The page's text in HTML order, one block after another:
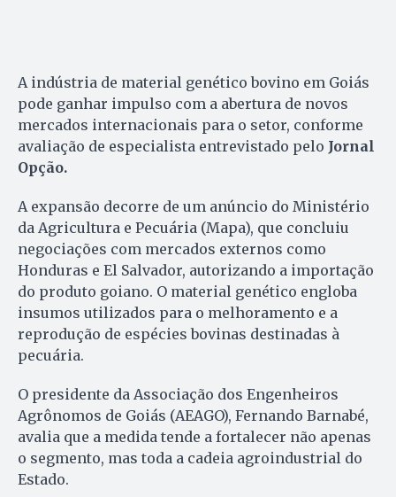
A indústria de material genético bovino em Goiás
pode ganhar impulso com a abertura de novos
mercados internacionais para o setor, conforme
avaliação de especialista entrevistado pelo Jornal
Opção.
A expansão decorre de um anúncio do Ministério
da Agricultura e Pecuária (Mapa), que concluiu
negociações com mercados externos como
Honduras e El Salvador, autorizando a importação
do produto goiano. O material genético engloba
insumos utilizados para o melhoramento e a
reprodução de espécies bovinas destinadas à
pecuária.
O presidente da Associação dos Engenheiros
Agrônomos de Goiás (AEAGO), Fernando Barnabé,
avalia que a medida tende a fortalecer não apenas
o segmento, mas toda a cadeia agroindustrial do
Estado.